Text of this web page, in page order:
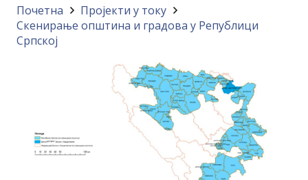
Почетна
Пројекти у току
Скенирање општина и градова у Републици
Српској